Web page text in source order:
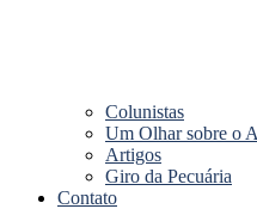
Colunistas
Um Olhar sobre o
Artigos
Giro da Pecuária
Contato